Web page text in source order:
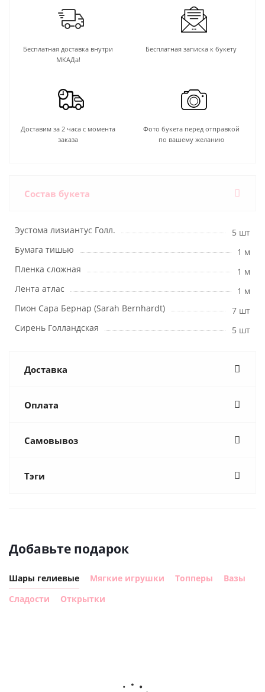
Бесплатная доставка внутри
МКАДа!
Бесплатная записка к букету
Доставим за 2 часа с момента
заказа
Фото букета перед отправкой
по вашему желанию
Состав букета
Эустома лизиантус Голл.
5 шт
Бумага тишью
1 м
Пленка сложная
1 м
Лента атлас
1 м
Пион Сара Бернар (Sarah Bernhardt)
7 шт
Сирень Голландская
5 шт
Доставка
Оплата
Самовывоз
Тэги
Добавьте подарок
Шары гелиевые Мягкие игрушки Топперы
Вазы
Сладости
Открытки